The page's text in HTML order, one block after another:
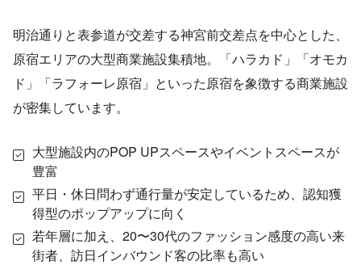
明治通りと表参道が交差する神宮前交差点を中心とした、
原宿エリアの大型商業施設集積地。「ハラカド」「オモカ
ド」「ラフォーレ原宿」といった原宿を象徴する商業施設
が密集しています。
大型施設内のPOP UPスペースやイベントスペースが
豊富
平日・休日問わず通行量が安定しているため、認知獲
得型のポップアップに向く
若年層に加え、20〜30代のファッション感度の高い来
街者、訪日インバウンド客の比率も高い